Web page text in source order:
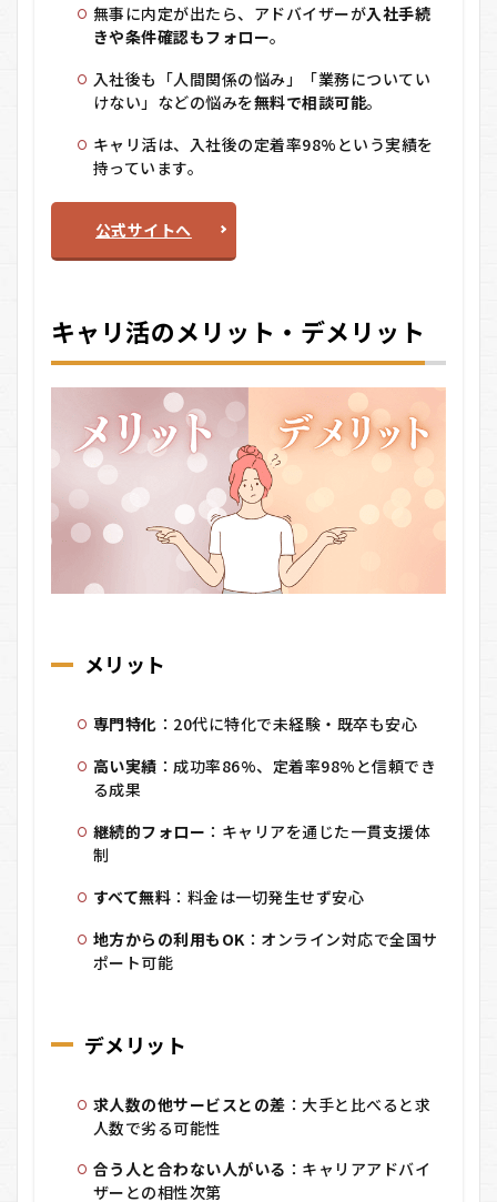
無事に内定が出たら、アドバイザーが入社手続
きや条件確認もフォロー。
入社後も「人間関係の悩み」「業務についてい
けない」などの悩みを無料で相談可能。
キャリ活は、入社後の定着率98%という実績を
持っています。
公式サイトへ
キャリ活のメリット・デメリット
メリット
専門特化 ：20代に特化で未経験・既卒も安心
高い実績 ：成功率86%、定着率98%と信頼でき
る成果
継続的フォロー ：キャリアを通じた一貫支援体
制
すべて無料 ：料金は一切発生せず安心
地方からの利用もOK ：オンライン対応で全国サ
ポート可能
デメリット
求人数の他サービスとの差 ：大手と比べると求
人数で劣る可能性
合う人と合わない人がいる ：キャリアアドバイ
ザーとの相性次第